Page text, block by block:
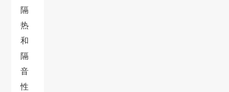
隔
热
和
隔
音
性